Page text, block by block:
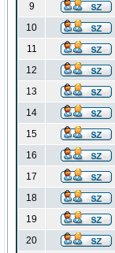
9
10
11
12
13
14
15
16
17
18
19
20